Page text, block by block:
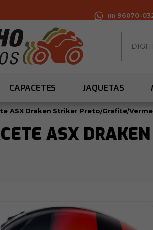
(11) 96070-
CAPACETES JAQUETAS
ASX Draken Striker Preto/Grafite/
ASX